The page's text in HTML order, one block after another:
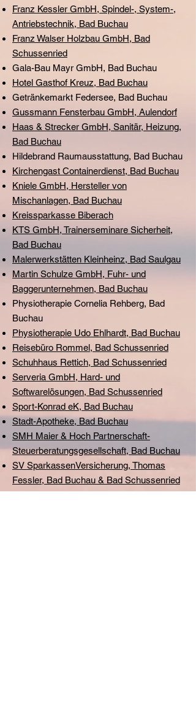
Franz Kessler GmbH, Spindel-, System-,
Antriebstechnik, Bad Buchau
Franz Walser Holzbau GmbH, Bad
Schussenried
Gala-Bau Mayr GmbH, Bad Buchau
Hotel Gasthof Kreuz, Bad Buchau
Getränkemarkt Federsee, Bad Buchau
Gussmann Fensterbau GmbH, Aulendorf
Haas & Strecker GmbH, Sanitär, Heizung,
Bad Buchau
Hildebrand Raumausstattung, Bad Buchau
Kirchengast Containerdienst, Bad Buchau
Kniele GmbH, Hersteller von
Mischanlagen, Bad Buchau
Kreissparkasse Biberach
KTS GmbH, Trainerseminare Sicherheit,
Bad Buchau
Malerwerkstätten Kleinheinz, Bad Saulgau
Martin Schulze GmbH, Fuhr- und
Baggerunternehmen, Bad Buchau
Physiotherapie Cornelia Rehberg, Bad
Buchau
Physiotherapie Udo Ehlhardt, Bad Buchau
Reisebüro Rommel, Bad Schussenried
Schuhhaus Rettich, Bad Schussenried
Serveria GmbH, Hard- und
Softwarelösungen, Bad Schussenried
Sport-Konrad eK, Bad Buchau
Stadt-Apotheke, Bad Buchau
SMH Maier & Hoch Partnerschaft-
Steuerberatungsgesellschaft, Bad Buchau
SV SparkassenVersicherung, Thomas
Fessler, Bad Buchau & Bad Schussenried
Thermalbad Buchau Betriebs-GmbH,